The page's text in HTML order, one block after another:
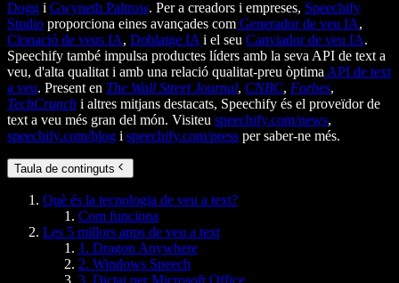
Dogg i Gwyneth Paltrow. Per a creadors i empreses, Speechify
Studio proporciona eines avançades com Generador de veu IA,
Clonació de veus IA, Doblatge IA i el seu Canviador de veu IA.
Speechify també impulsa productes líders amb la seva API de text a
veu, d'alta qualitat i amb una relació qualitat-preu òptima API de text
a veu. Present en The Wall Street Journal, CNBC, Forbes,
TechCrunch i altres mitjans destacats, Speechify és el proveïdor de
text a veu més gran del món. Visiteu speechify.com/news,
speechify.com/blog i speechify.com/press per saber-ne més.
Taula de continguts
Què és la tecnologia de veu a text?
Com funciona
Les 5 millors apps de veu a text
1. Dragon Anywhere
2. Windows Speech
3. Dictat per Microsoft Office